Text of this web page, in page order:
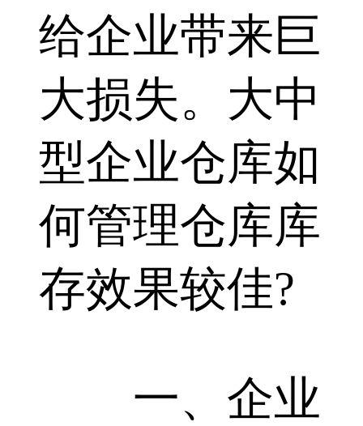
给企业带来巨
大损失。大中
型企业仓库如
何管理仓库库
存效果较佳?
一、企业